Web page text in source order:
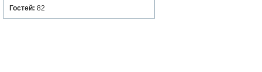
Гостей: 82